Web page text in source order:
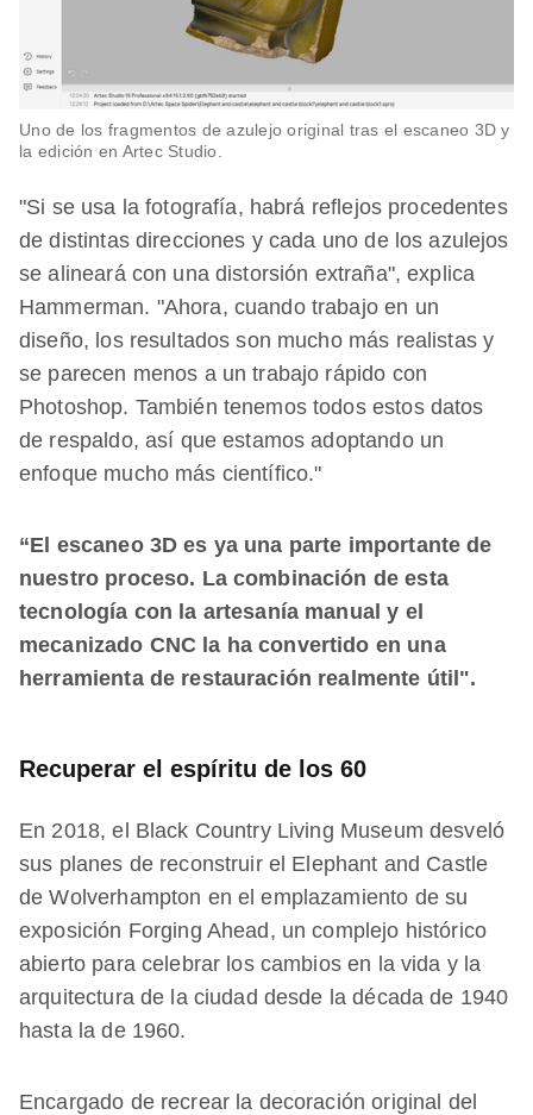
Uno de los fragmentos de azulejo original tras el escaneo 3D y
la edición en Artec Studio.
"Si se usa la fotografía, habrá reflejos procedentes
de distintas direcciones y cada uno de los azulejos
se alineará con una distorsión extraña", explica
Hammerman. "Ahora, cuando trabajo en un
diseño, los resultados son mucho más realistas y
se parecen menos a un trabajo rápido con
Photoshop. También tenemos todos estos datos
de respaldo, así que estamos adoptando un
enfoque mucho más científico."
“El escaneo 3D es ya una parte importante de
nuestro proceso. La combinación de esta
tecnología con la artesanía manual y el
mecanizado CNC la ha convertido en una
herramienta de restauración realmente útil".
Recuperar el espíritu de los 60
En 2018, el Black Country Living Museum desveló
sus planes de reconstruir el Elephant and Castle
de Wolverhampton en el emplazamiento de su
exposición Forging Ahead, un complejo histórico
abierto para celebrar los cambios en la vida y la
arquitectura de la ciudad desde la década de 1940
hasta la de 1960.
Encargado de recrear la decoración original del